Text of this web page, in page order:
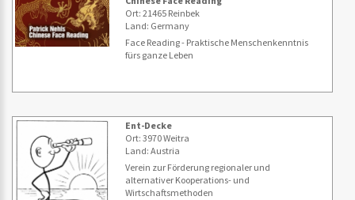
Ort: 21465 Reinbek
Land: Germany
Face Reading - Praktische Menschenkenntnis
fürs ganze Leben
Ent-Decke
Ort: 3970 Weitra
Land: Austria
Verein zur Förderung regionaler und
alternativer Kooperations- und
Wirtschaftsmethoden